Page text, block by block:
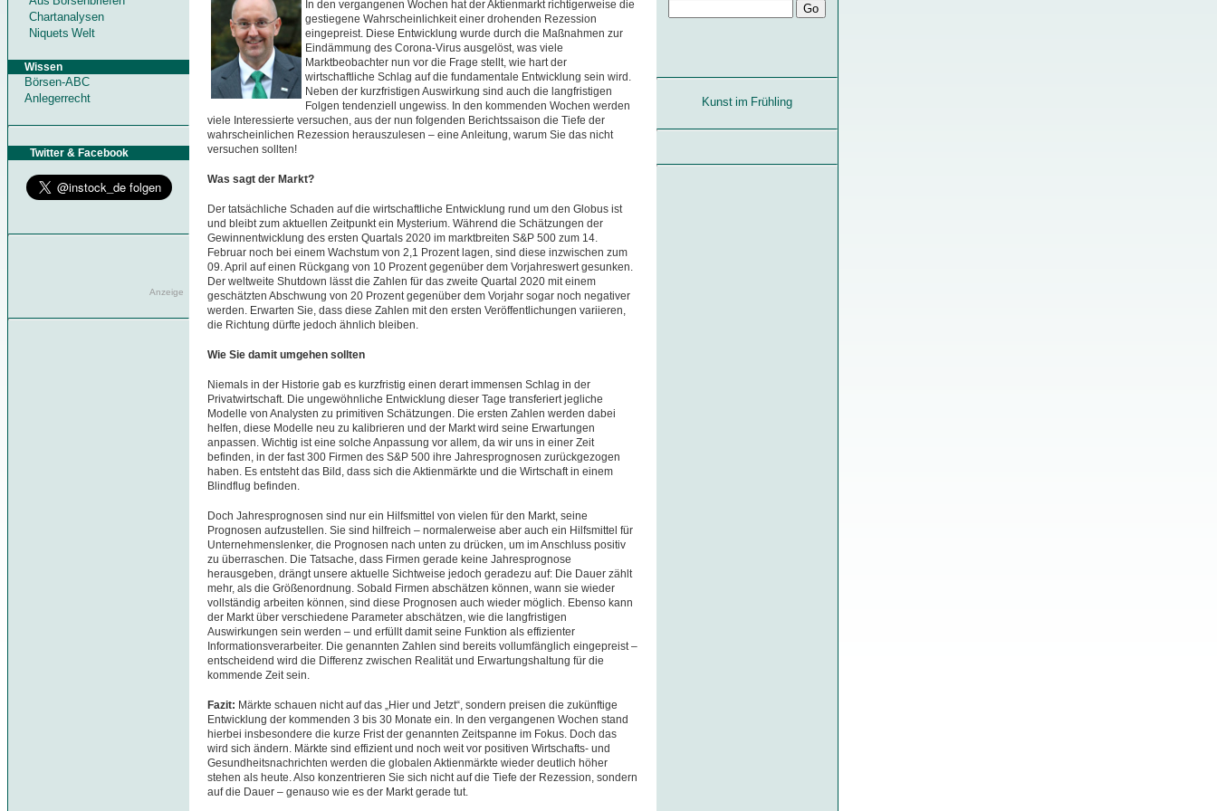
Chartanalysen
Niquets Welt
Wissen
Börsen-ABC
Anlegerrecht
Twitter & Facebook
Anzeige
Kunst im Frühling
In den vergangenen Wochen hat der Aktienmarkt richtigerweise die
gestiegene Wahrscheinlichkeit einer drohenden Rezession
eingepreist. Diese Entwicklung wurde durch die Maßnahmen zur
Eindämmung des Corona-Virus ausgelöst, was viele
Marktbeobachter nun vor die Frage stellt, wie hart der
wirtschaftliche Schlag auf die fundamentale Entwicklung sein wird.
Neben der kurzfristigen Auswirkung sind auch die langfristigen
Folgen tendenziell ungewiss. In den kommenden Wochen werden
viele Interessierte versuchen, aus der nun folgenden Berichtssaison die Tiefe der
wahrscheinlichen Rezession herauszulesen – eine Anleitung, warum Sie das nicht
versuchen sollten!
Was sagt der Markt?
Der tatsächliche Schaden auf die wirtschaftliche Entwicklung rund um den Globus ist
und bleibt zum aktuellen Zeitpunkt ein Mysterium. Während die Schätzungen der
Gewinnentwicklung des ersten Quartals 2020 im marktbreiten S&P 500 zum 14.
Februar noch bei einem Wachstum von 2,1 Prozent lagen, sind diese inzwischen zum
09. April auf einen Rückgang von 10 Prozent gegenüber dem Vorjahreswert gesunken.
Der weltweite Shutdown lässt die Zahlen für das zweite Quartal 2020 mit einem
geschätzten Abschwung von 20 Prozent gegenüber dem Vorjahr sogar noch negativer
werden. Erwarten Sie, dass diese Zahlen mit den ersten Veröffentlichungen variieren,
die Richtung dürfte jedoch ähnlich bleiben.
Wie Sie damit umgehen sollten
Niemals in der Historie gab es kurzfristig einen derart immensen Schlag in der
Privatwirtschaft. Die ungewöhnliche Entwicklung dieser Tage transferiert jegliche
Modelle von Analysten zu primitiven Schätzungen. Die ersten Zahlen werden dabei
helfen, diese Modelle neu zu kalibrieren und der Markt wird seine Erwartungen
anpassen. Wichtig ist eine solche Anpassung vor allem, da wir uns in einer Zeit
befinden, in der fast 300 Firmen des S&P 500 ihre Jahresprognosen zurückgezogen
haben. Es entsteht das Bild, dass sich die Aktienmärkte und die Wirtschaft in einem
Blindflug befinden.
Doch Jahresprognosen sind nur ein Hilfsmittel von vielen für den Markt, seine
Prognosen aufzustellen. Sie sind hilfreich – normalerweise aber auch ein Hilfsmittel für
Unternehmenslenker, die Prognosen nach unten zu drücken, um im Anschluss positiv
zu überraschen. Die Tatsache, dass Firmen gerade keine Jahresprognose
herausgeben, drängt unsere aktuelle Sichtweise jedoch geradezu auf: Die Dauer zählt
mehr, als die Größenordnung. Sobald Firmen abschätzen können, wann sie wieder
vollständig arbeiten können, sind diese Prognosen auch wieder möglich. Ebenso kann
der Markt über verschiedene Parameter abschätzen, wie die langfristigen
Auswirkungen sein werden – und erfüllt damit seine Funktion als effizienter
Informationsverarbeiter. Die genannten Zahlen sind bereits vollumfänglich eingepreist –
entscheidend wird die Differenz zwischen Realität und Erwartungshaltung für die
kommende Zeit sein.
Fazit: Märkte schauen nicht auf das „Hier und Jetzt“, sondern preisen die zukünftige
Entwicklung der kommenden 3 bis 30 Monate ein. In den vergangenen Wochen stand
hierbei insbesondere die kurze Frist der genannten Zeitspanne im Fokus. Doch das
wird sich ändern. Märkte sind effizient und noch weit vor positiven Wirtschafts- und
Gesundheitsnachrichten werden die globalen Aktienmärkte wieder deutlich höher
stehen als heute. Also konzentrieren Sie sich nicht auf die Tiefe der Rezession, sondern
auf die Dauer – genauso wie es der Markt gerade tut.